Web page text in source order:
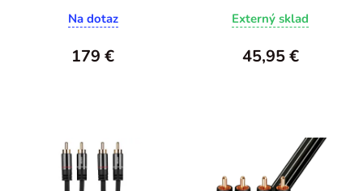
Na dotaz
179 €
Externý sklad
45,95 €